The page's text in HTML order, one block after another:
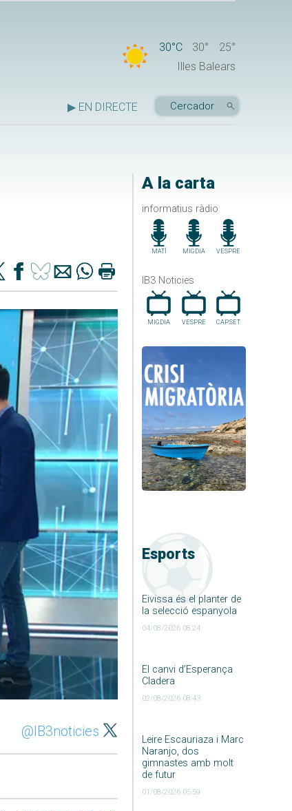
30°C 30°
25°
Illes Balears
▶ EN DIRECTE
A la carta
informatius ràdio
MATÍ MIGDIA VESPRE
IB3 Noticies
MIGDIA VESPRE CAP.SET
Esports
Eivissa és el planter de
la selecció espanyola
04/08/2026 08:24
El canvi d’Esperança
Cladera
02/08/2026 08:43
Leire Escauriaza i Marc
Naranjo, dos
gimnastes amb molt
de futur
01/08/2026 05:59
@IB3noticies